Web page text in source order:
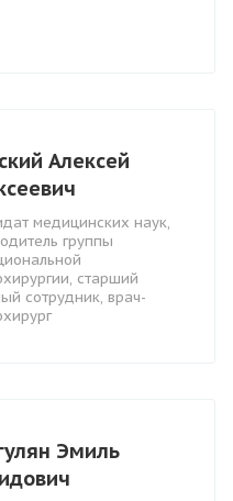
Алексей
медицинских наук,
группы
старший
сотрудник, врач-
Эмиль